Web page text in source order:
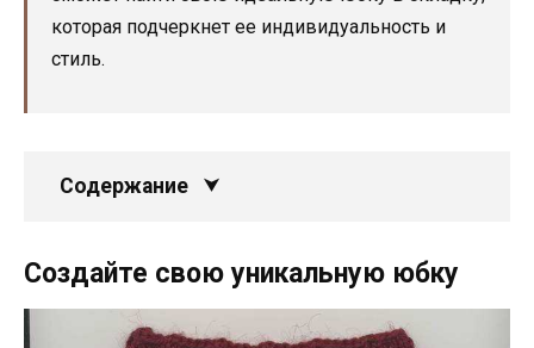
которая подчеркнет ее индивидуальность и
стиль.
Содержание
Создайте свою уникальную юбку